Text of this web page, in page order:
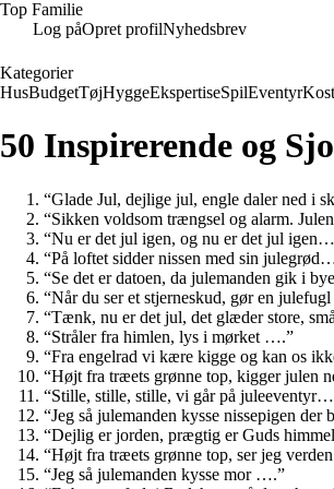
Top Familie
Log påOpret profilNyhedsbrev
Kategorier
HusBudgetTøjHyggeEkspertiseSpilEventyrKost
50 Inspirerende og
“Glade Jul, dejlige jul, engle daler ned i
“Sikken voldsom trængsel og alarm.
“Nu er det jul igen, og nu er det jul
“På loftet sidder nissen med sin
“Se det er datoen, da julemanden gik i
“Når du ser et stjerneskud, gør en
“Tænk, nu er det jul, det glæder store,
“Stråler fra himlen, lys i mørket ….”
“Fra engelrad vi kære kigge og kan os
“Højt fra træets grønne top, kigger julen
“Stille, stille, stille, vi går på
“Jeg så julemanden kysse nissepigen
“Dejlig er jorden, prægtig er Guds
“Højt fra træets grønne top, ser jeg
“Jeg så julemanden kysse mor ….”